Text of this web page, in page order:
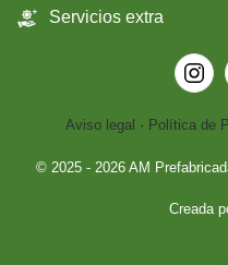
Servicios extra
Aviso legal · Política de
© 2025 - 2026 AM
Creada